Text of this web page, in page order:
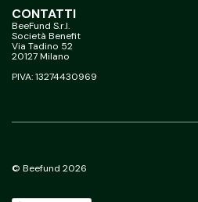
CONTATTI
BeeFund S.r.l.
Società Benefit
Via Tadino 52
20127 Milano
PIVA: 13274430969
© Beefund 2026